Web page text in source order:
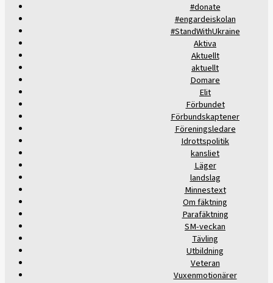
#donate
#engardeiskolan
#StandWithUkraine
Aktiva
Aktuellt
aktuellt
Domare
Elit
Förbundet
Förbundskaptener
Föreningsledare
Idrottspolitik
kansliet
Läger
landslag
Minnestext
Om fäktning
Parafäktning
SM-veckan
Tävling
Utbildning
Veteran
Vuxenmotionärer